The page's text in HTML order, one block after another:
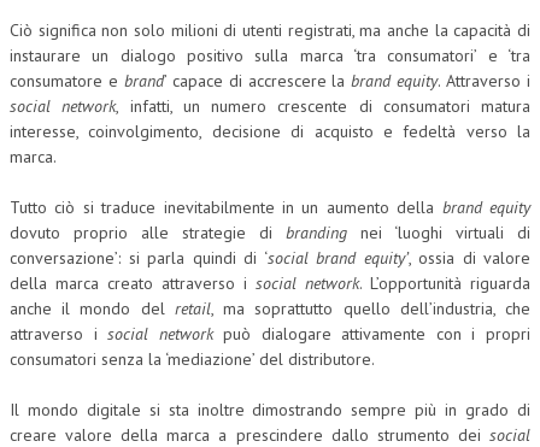
CORSI CE.S.E.D.
ARCHIVIO CORSI 2015
DIVENTA SOCIO
LA RIVISTA
LA RIVISTA
COMITATO SCIENTIFICO
REDAZIONE
Ciò significa non solo milioni di utenti registrati, ma anche la capacità di
instaurare un dialogo positivo sulla marca ‘tra consumatori’ e ‘tra
consumatore e brand’ capace di accrescere labrand equity. Attraverso i
social network, infatti, un numero crescente di consumatori matura
interesse, coinvolgimento, decisione di acquisto e fedeltà verso la
marca.
Tutto ciò si traduce inevitabilmente in un aumento della brand equity
dovuto proprio alle strategie di branding nei ‘luoghi virtuali di
conversazione’: si parla quindi di ‘social brand equity’, ossia di valore
della marca creato attraverso i social network. L’opportunità riguarda
anche il mondo del retail, ma soprattutto quello dell’industria, che
attraverso isocial networkpuò dialogare attivamente con i propri
consumatori senza la ‘mediazione’ del distributore.
Il mondo digitale si sta inoltre dimostrando sempre più in grado di
creare valore della marca a prescindere dallo strumento dei social